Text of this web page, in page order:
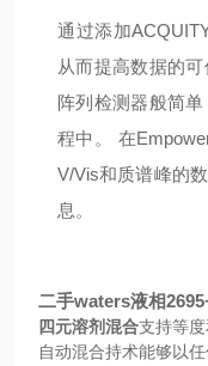
通过添加
从而提高数据的
阵列检测器般简
程中。 在
V/Vis和质谱峰的
息。
二手waters液相
四元溶剂混合支持等度
自动混合持术能够以